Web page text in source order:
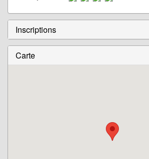
Inscriptions
Carte